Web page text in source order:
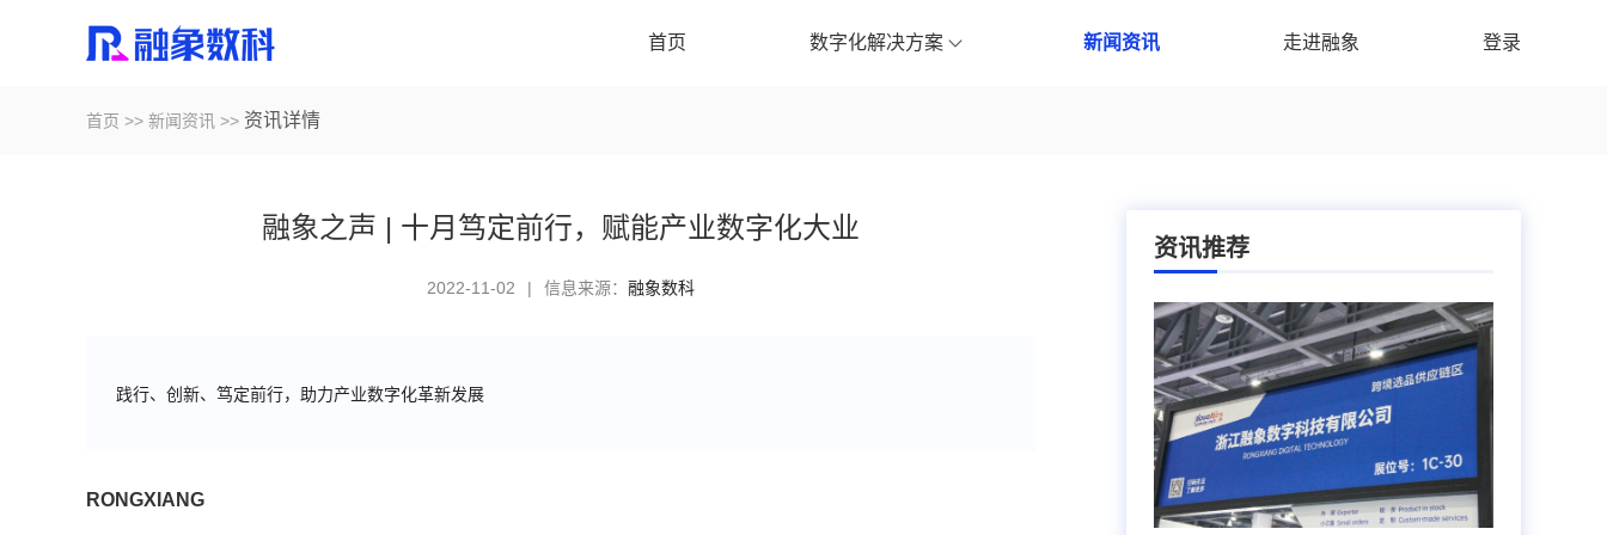
首页 数字化解决方案 新闻资讯 走进融象 登录
首页 >> 新闻资讯 >> 资讯详情
融象之声 | 十月笃定前行，赋能产业数字化大业
2022-11-02 | 信息来源： 融象数科
践行、创新、笃定前行，助力产业数字化革新发展
RONGXIANG
资讯推荐